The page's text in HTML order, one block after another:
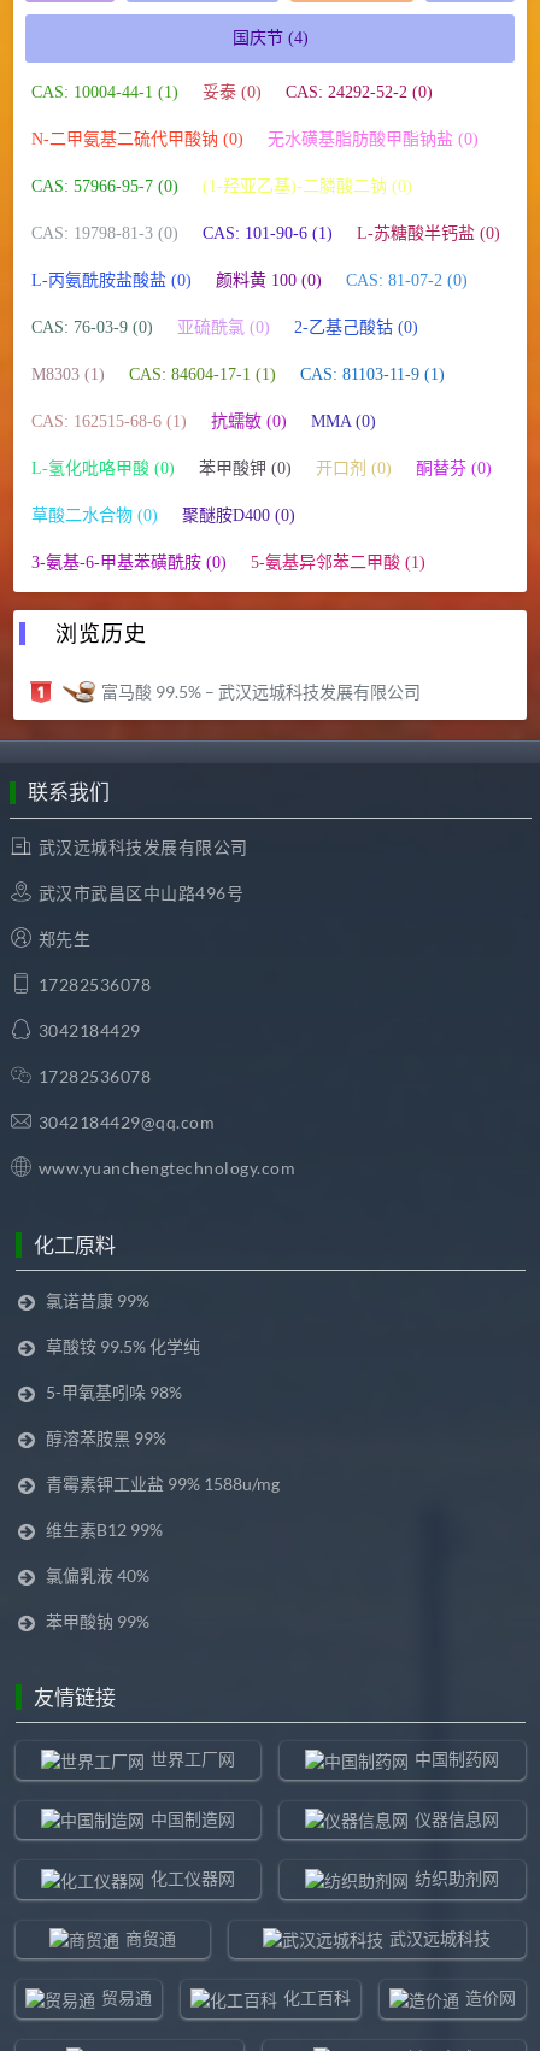
国庆节(4)
CAS: 10004-44-1 (1) 妥泰 (0) CAS: 24292-52-2 (0)
N-二甲氨基二硫代甲酸钠 (0) 无水磺基脂肪酸甲酯钠盐 (0)
CAS: 57966-95-7 (0) (1-羟亚乙基)-二膦酸二钠 (0)
CAS: 19798-81-3 (0) CAS: 101-90-6 (1) L-苏糖酸半钙盐 (0)
L-丙氨酰胺盐酸盐 (0) 颜料黄 100 (0) CAS: 81-07-2 (0)
CAS: 76-03-9 (0) 亚硫酰氯 (0) 2-乙基己酸钴 (0)
M8303 (1) CAS: 84604-17-1 (1) CAS: 81103-11-9 (1)
CAS: 162515-68-6 (1) 抗蠕敏 (0) MMA (0)
L-氢化吡咯甲酸 (0) 苯甲酸钾 (0) 开口剂 (0) 酮替芬 (0)
草酸二水合物 (0) 聚醚胺D400 (0)
3-氨基-6-甲基苯磺酰胺 (0) 5-氨基异邻苯二甲酸 (1)
浏览历史
富马酸 99.5% – 武汉远城科技发展有限公司
联系我们
武汉远城科技发展有限公司
武汉市武昌区中山路496号
郑先生
17282536078
3042184429
17282536078
3042184429@qq.com
www.yuanchengtechnology.com
化工原料
氯诺昔康 99%
草酸铵 99.5% 化学纯
5-甲氧基吲哚 98%
醇溶苯胺黑 99%
青霉素钾工业盐 99% 1588u/mg
维生素B12 99%
氯偏乳液 40%
苯甲酸钠 99%
友情链接
世界工厂网 中国制药网
中国制造网 仪器信息网
化工仪器网 纺织助剂网
商贸通 武汉远城科技
贸易通 化工百科 造价网